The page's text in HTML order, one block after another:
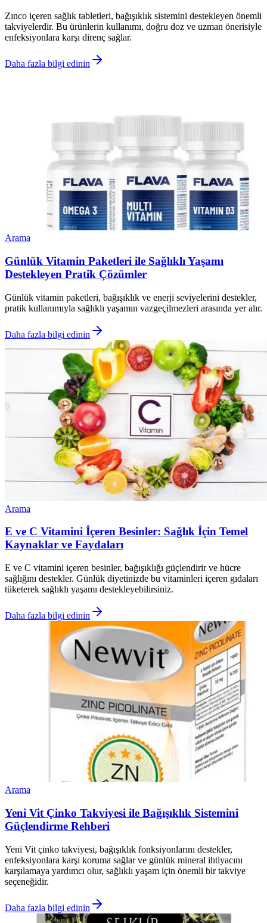
Zınco içeren sağlık tabletleri, bağışıklık sistemini destekleyen önemli
takviyelerdir. Bu ürünlerin kullanımı, doğru doz ve uzman önerisiyle
enfeksiyonlara karşı direnç sağlar.
Daha fazla bilgi edinin
Arama
Günlük Vitamin Paketleri ile Sağlıklı Yaşamı
Destekleyen Pratik Çözümler
Günlük vitamin paketleri, bağışıklık ve enerji seviyelerini destekler,
pratik kullanımıyla sağlıklı yaşamın vazgeçilmezleri arasında yer alır.
Daha fazla bilgi edinin
Arama
E ve C Vitamini İçeren Besinler: Sağlık İçin Temel
Kaynaklar ve Faydaları
E ve C vitamini içeren besinler, bağışıklığı güçlendirir ve hücre
sağlığını destekler. Günlük diyetinizde bu vitaminleri içeren gıdaları
tüketerek sağlıklı yaşamı destekleyebilirsiniz.
Daha fazla bilgi edinin
Arama
Yeni Vit Çinko Takviyesi ile Bağışıklık Sistemini
Güçlendirme Rehberi
Yeni Vit çinko takviyesi, bağışıklık fonksiyonlarını destekler,
enfeksiyonlara karşı koruma sağlar ve günlük mineral ihtiyacını
karşılamaya yardımcı olur, sağlıklı yaşam için önemli bir takviye
seçeneğidir.
Daha fazla bilgi edinin